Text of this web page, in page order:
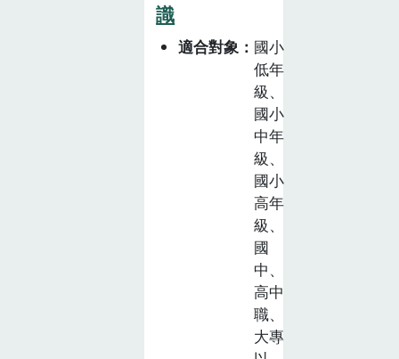
識
適合對象
國小
低年
級、
國小
中年
級、
國小
高年
級、
國
中、
高中
職、
大專